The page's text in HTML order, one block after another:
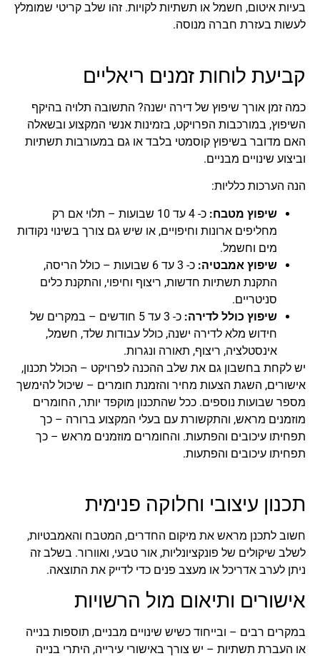
בעיות איטום, חשמל או תשתיות לקויות. זהו שלב קריטי שמומלץ
לעשות בעזרת חברה מנוסה.
קביעת לוחות זמנים ריאליים
כמה זמן אורך שיפוץ של דירה ישנה? התשובה תלויה בהיקף
השיפוץ, במורכבות הפרויקט, בזמינות אנשי המקצוע ובשאלה
האם מדובר בשיפוץ קוסמטי בלבד או גם במעורבות תשתיות
וביצוע שינויים מבניים.
הנה הערכות כלליות:
שיפוץ מטבח:
כ- 4 עד 10 שבועות – תלוי אם רק
מחליפים ארונות וחיפויים, או שיש גם צורך בשינוי נקודות
מים וחשמל.
שיפוץ אמבטיה:
כ- 3 עד 6 שבועות – כולל הריסה,
התקנת תשתיות חדשות, ריצוף וחיפוי, והתקנת כלים
סניטריים.
שיפוץ כולל לדירה:
כ- 3 עד 5 חודשים – במקרים של
חידוש מלא לדירה ישנה, כולל עבודות שלד, חשמל,
אינסטלציה, ריצוף, תאורה ונגרות.
יש לקחת בחשבון גם את שלב ההכנה לפרויקט – הכולל תכנון,
אישורים, השגת הצעות מחיר והזמנת חומרים – שיכול להימשך
מספר שבועות נוספים. ככל שהתכנון מוקפד יותר, החומרים
מוזמנים מראש, והתקשורת עם בעלי המקצוע ברורה – כך
תפחיתו עיכובים והפתעות. והחומרים מוזמנים מראש – כך
תפחיתו עיכובים והפתעות.
תכנון עיצובי וחלוקה פנימית
חשוב לתכנן מראש את מיקום החדרים, המטבח והאמבטיות,
לשלב שיקולים של פונקציונליות, אור טבעי, ואוורור. בשלב זה
ניתן לערב אדריכל או מעצב פנים כדי לדייק את התוצאה.
אישורים ותיאום מול הרשויות
במקרים רבים – ובייחוד כשיש שינויים מבניים, תוספות בנייה
או העברת תשתיות – יש צורך באישורי עירייה, היתרי בנייה